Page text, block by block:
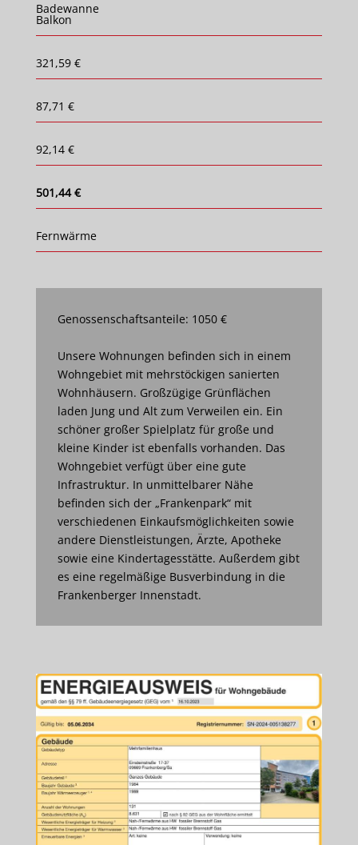
Badewanne
Balkon
321,59 €
87,71 €
92,14 €
501,44 €
Fernwärme
Genossenschaftsanteile: 1050 €
Unsere Wohnungen befinden sich in einem
Wohngebiet mit mehrstöckigen sanierten
Wohnhäusern. Großzügige Grünflächen
laden Jung und Alt zum Verweilen ein. Ein
schöner großer Spielplatz für große und
kleine Kinder ist ebenfalls vorhanden. Das
Wohngebiet verfügt über eine gute
Infrastruktur. In unmittelbarer Nähe
befinden sich der „Frankenpark“ mit
verschiedenen Einkaufsmöglichkeiten sowie
andere Dienstleistungen, Ärzte, Apotheke
sowie eine Kindertagesstätte. Außerdem gibt
es eine regelmäßige Busverbindung in die
Frankenberger Innenstadt.